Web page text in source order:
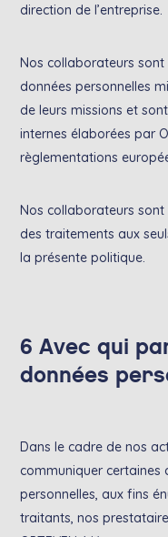
direction de l’entreprise.
Nos collaborateurs
données personnelles
de leurs missions et
internes élaborées par
règlementations
Nos collaborateurs
des traitements aux
la présente politique.
6 Avec qui
données
Dans le cadre de nos
communiquer certaines
personnelles, aux fins
traitants, nos